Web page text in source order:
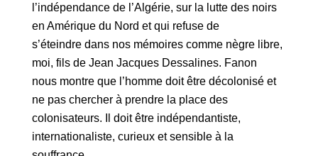
l’indépendance de l’Algérie, sur la lutte des noirs
en Amérique du Nord et qui refuse de
s’éteindre dans nos mémoires comme nègre libre,
moi, fils de Jean Jacques Dessalines. Fanon
nous montre que l’homme doit être décolonisé et
ne pas chercher à prendre la place des
colonisateurs. Il doit être indépendantiste,
internationaliste, curieux et sensible à la